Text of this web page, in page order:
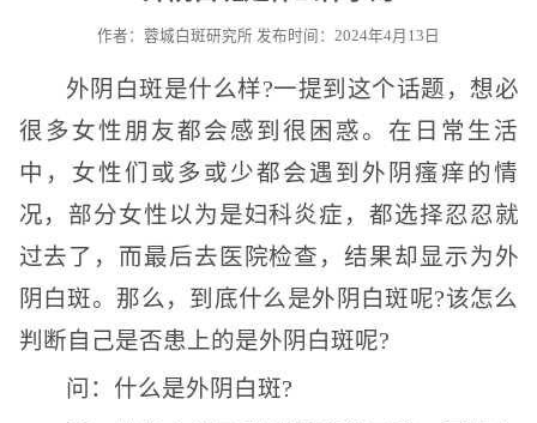
作者：蓉城白斑研究所 发布时间：2024年4月13日
外阴白斑是什么样?一提到这个话题，想必
很多女性朋友都会感到很困惑。在日常生活
中，女性们或多或少都会遇到外阴瘙痒的情
况，部分女性以为是妇科炎症，都选择忍忍就
过去了，而最后去医院检查，结果却显示为外
阴白斑。那么，到底什么是外阴白斑呢?该怎么
判断自己是否患上的是外阴白斑呢?
问：什么是外阴白斑?